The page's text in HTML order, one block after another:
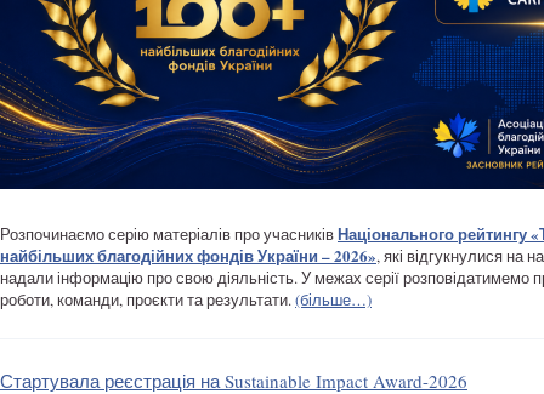
Розпочинаємо серію матеріалів про учасниківНаціонального рейтингу
найбільших благодійних фондів України – 2026», які відгукнулися на
надали інформацію про свою діяльність. У межах серії розповідатимемо
роботи, команди, проєкти та результати.(більше…)
Стартувала реєстрація на Sustainable Impact Award-2026